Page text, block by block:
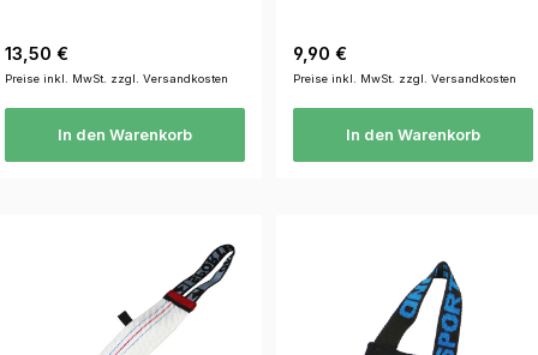
Regulärer Preis:
13,50 €
Preise inkl. MwSt. zzgl. Versandkosten
In den Warenkorb
Regulärer Preis:
9,90 €
Preise inkl. MwSt. zzgl. Versandkosten
In den Warenkorb